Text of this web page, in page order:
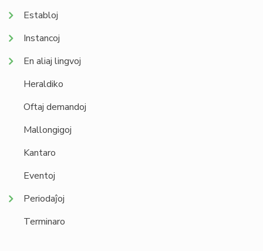
Establoj
Instancoj
En aliaj lingvoj
Heraldiko
Oftaj demandoj
Mallongigoj
Kantaro
Eventoj
Periodaĵoj
Terminaro